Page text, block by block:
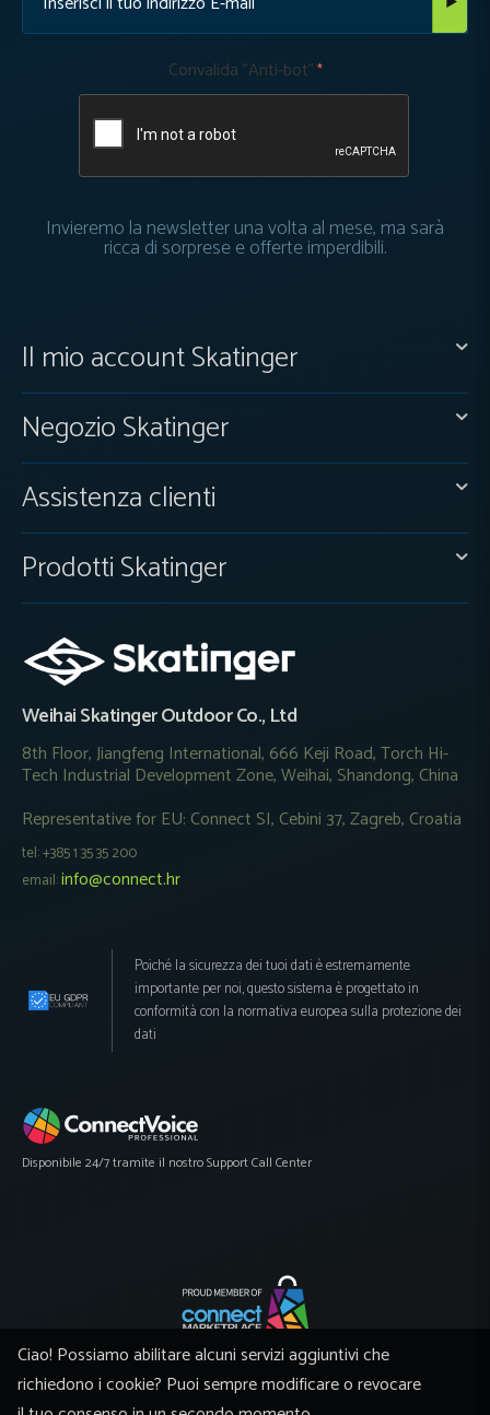
Convalida "Anti-bot"
Invieremo la newsletter una volta al mese, ma sarà
ricca di sorprese e offerte imperdibili.
Il mio account Skatinger
Negozio Skatinger
Assistenza clienti
Prodotti Skatinger
Weihai Skatinger Outdoor Co., Ltd
8th Floor, Jiangfeng International, 666 Keji Road, Torch Hi-
Tech Industrial Development Zone, Weihai, Shandong, China
Representative for EU: Connect SI, Cebini 37, Zagreb, Croatia
tel: +385 1 35 35 200
email:info@connect.hr
Poiché la sicurezza dei tuoi dati è estremamente
importante per noi, questo sistema è progettato in
conformità con la normativa europea sulla protezione dei
dati
Disponibile 24/7 tramite il nostro Support Call Center
A global network of manufacturers and distributors supported by powerful
eCommerce
Ciao! Possiamo abilitare alcuni servizi aggiuntivi che
richiedono i cookie? Puoi sempre modificare o revocare